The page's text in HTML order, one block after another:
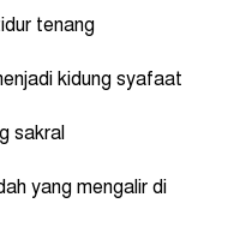
tenang
kidung syafaat
sakral
yang mengalir di